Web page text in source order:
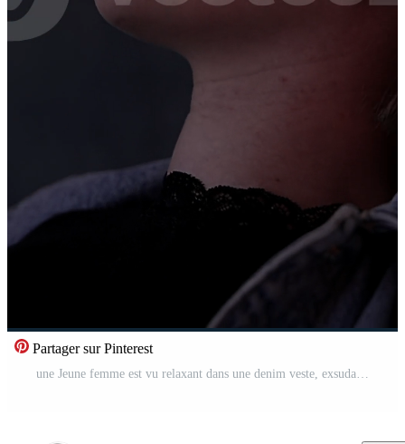
Partager sur Pinterest